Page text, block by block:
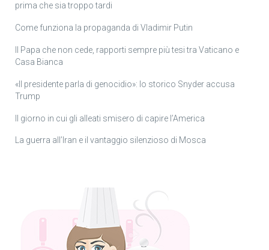
prima che sia troppo tardi
Come funziona la propaganda di Vladimir Putin
Il Papa che non cede, rapporti sempre più tesi tra Vaticano e
Casa Bianca
«Il presidente parla di genocidio»: lo storico Snyder accusa
Trump
Il giorno in cui gli alleati smisero di capire l’America
La guerra all’Iran e il vantaggio silenzioso di Mosca